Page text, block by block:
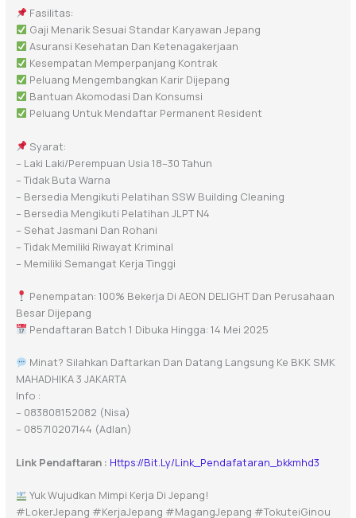
Fasilitas:
Gaji Menarik Sesuai Standar Karyawan Jepang
Asuransi Kesehatan Dan Ketenagakerjaan
Kesempatan Memperpanjang Kontrak
Peluang Mengembangkan Karir Dijepang
Bantuan Akomodasi Dan Konsumsi
Peluang Untuk Mendaftar Permanent Resident
Syarat:
– Laki Laki/Perempuan Usia 18–30 Tahun
– Tidak Buta Warna
– Bersedia Mengikuti Pelatihan SSW Building Cleaning
– Bersedia Mengikuti Pelatihan JLPT N4
– Sehat Jasmani Dan Rohani
– Tidak Memiliki Riwayat Kriminal
– Memiliki Semangat Kerja Tinggi
Penempatan: 100% Bekerja Di AEON DELIGHT Dan Perusahaan
Besar Dijepang
Pendaftaran Batch 1 Dibuka Hingga: 14 Mei 2025
Minat? Silahkan Daftarkan Dan Datang Langsung Ke BKK SMK
MAHADHIKA 3 JAKARTA
Info :
– 083808152082 (Nisa)
– 085710207144 (Adlan)
Link Pendaftaran : Https://bit.ly/Link_Pendafataran_bkkmhd3
Yuk Wujudkan Mimpi Kerja Di Jepang!
#LokerJepang #KerjaJepang #MagangJepang #TokuteiGinou